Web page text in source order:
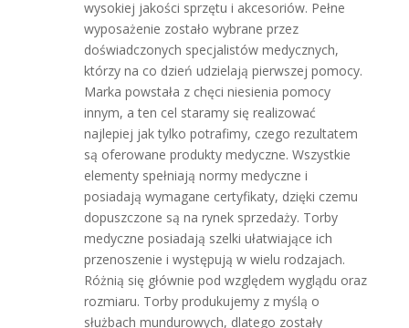
wysokiej jakości sprzętu i akcesoriów. Pełne
wyposażenie zostało wybrane przez
doświadczonych specjalistów medycznych,
którzy na co dzień udzielają pierwszej pomocy.
Marka powstała z chęci niesienia pomocy
innym, a ten cel staramy się realizować
najlepiej jak tylko potrafimy, czego rezultatem
są oferowane produkty medyczne. Wszystkie
elementy spełniają normy medyczne i
posiadają wymagane certyfikaty, dzięki czemu
dopuszczone są na rynek sprzedaży. Torby
medyczne posiadają szelki ułatwiające ich
przenoszenie i występują w wielu rodzajach.
Różnią się głównie pod względem wyglądu oraz
rozmiaru. Torby produkujemy z myślą o
służbach mundurowych, dlatego zostały